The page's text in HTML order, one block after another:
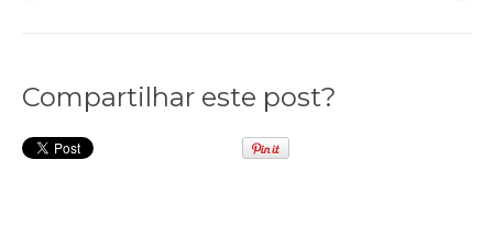
Compartilhar este post?